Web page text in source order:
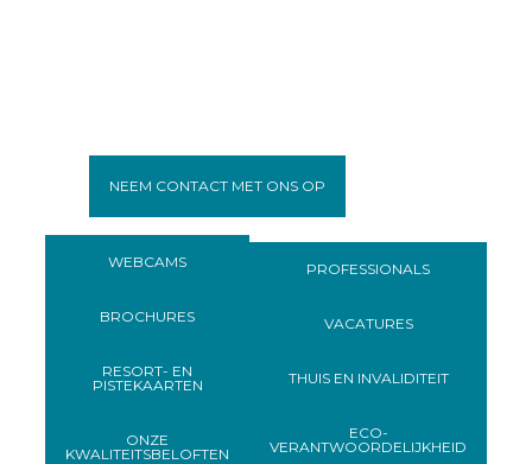
NEEM CONTACT MET ONS OP
WEBCAMS
BROCHURES
RESORT- EN
PISTEKAARTEN
ONZE
KWALITEITSBELOFTEN
PROFESSIONALS
VACATURES
THUIS EN INVALIDITEIT
ECO-
VERANTWOORDELIJKHEID